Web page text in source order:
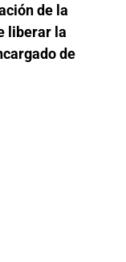
de la
liberar la
de